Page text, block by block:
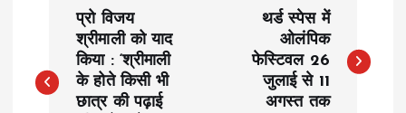
s
प्रो विजय
श्रीमाली को याद
किया : ‘श्रीमाली
के होते किसी भी
छात्र की पढ़ाई
थर्ड स्पेस में
ओलंपिक
फेस्टिवल 26
जुलाई से 11
अगस्त तक